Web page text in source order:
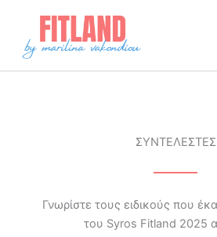
περιεχόμενο
ΣΥΝΤΕΛΕΣΤΕΣ
Γνωρίστε τους ειδικούς που
του Syros Fitland 2025